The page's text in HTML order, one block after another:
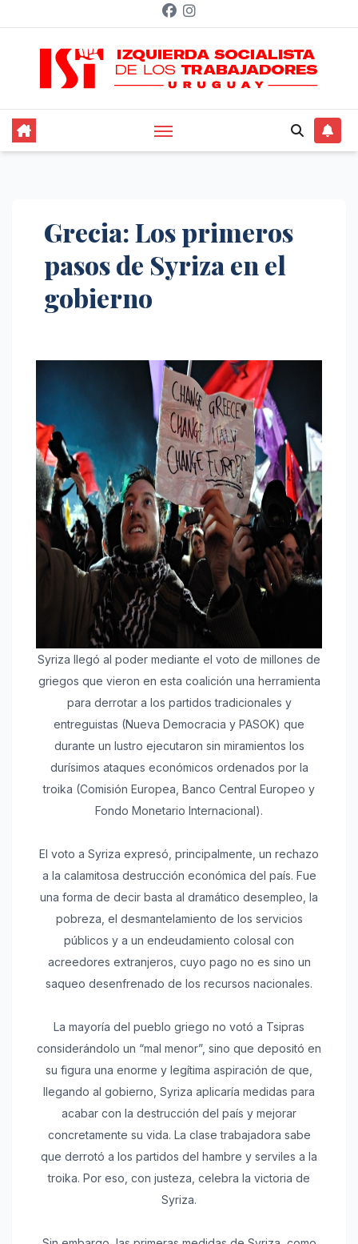
contenido
Grecia: Los primeros
pasos de Syriza en el
gobierno
Syriza llegó al poder mediante el voto de millones de
griegos que vieron en esta coalición una herramienta
para derrotar a los partidos tradicionales y
entreguistas (Nueva Democracia y PASOK) que
durante un lustro ejecutaron sin miramientos los
durísimos ataques económicos ordenados por la
troika (Comisión Europea, Banco Central Europeo y
Fondo Monetario Internacional).
El voto a Syriza expresó, principalmente, un rechazo
a la calamitosa destrucción económica del país. Fue
una forma de decir basta al dramático desempleo, la
pobreza, el desmantelamiento de los servicios
públicos y a un endeudamiento colosal con
acreedores extranjeros, cuyo pago no es sino un
saqueo desenfrenado de los recursos nacionales.
La mayoría del pueblo griego no votó a Tsipras
considerándolo un “mal menor”, sino que depositó en
su figura una enorme y legítima aspiración de que,
llegando al gobierno, Syriza aplicaría medidas para
acabar con la destrucción del país y mejorar
concretamente su vida. La clase trabajadora sabe
que derrotó a los partidos del hambre y serviles a la
troika. Por eso, con justeza, celebra la victoria de
Syriza.